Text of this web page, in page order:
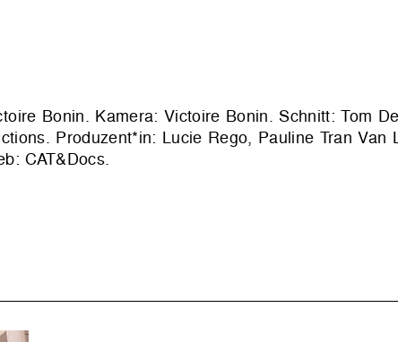
Bonin. Kamera: Victoire Bonin. Schnitt: Tom
. Produzent*in: Lucie Rego, Pauline Tran Van
CAT&Docs.